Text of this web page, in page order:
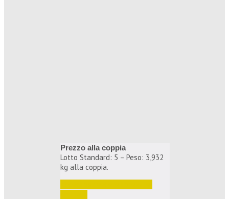
Prezzo alla coppia
Lotto Standard: 5 – Peso: 3,932
kg alla coppia.